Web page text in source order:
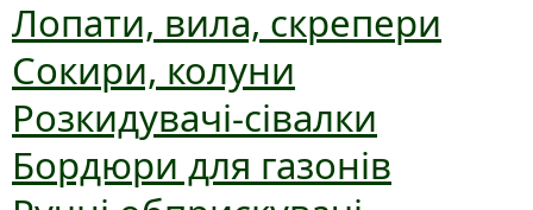
Лопати, вила, скрепери
Сокири, колуни
Розкидувачі-сівалки
Бордюри для газонів